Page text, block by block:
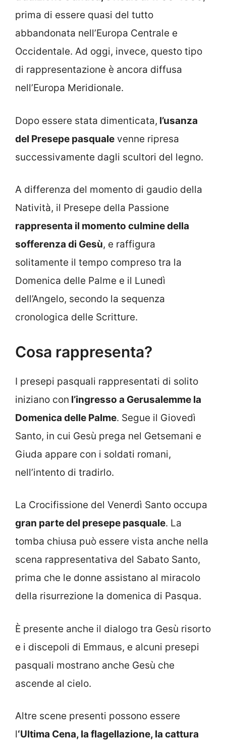
prima di essere quasi del tutto
abbandonata nell’Europa Centrale e
Occidentale. Ad oggi, invece, questo tipo
di rappresentazione è ancora diffusa
nell’Europa Meridionale.
Dopo essere stata dimenticata, l’usanza
del Presepe pasquale venne ripresa
successivamente dagli scultori del legno.
A differenza del momento di gaudio della
Natività, il Presepe della Passione
rappresenta il momento culmine della
sofferenza di Gesù, e raffigura
solitamente il tempo compreso tra la
Domenica delle Palme e il Lunedì
dell’Angelo, secondo la sequenza
cronologica delle Scritture.
Cosa rappresenta?
I presepi pasquali rappresentati di solito
iniziano con l’ingresso a Gerusalemme la
Domenica delle Palme. Segue il Giovedì
Santo, in cui Gesù prega nel Getsemani e
Giuda appare con i soldati romani,
nell’intento di tradirlo.
La Crocifissione del Venerdì Santo occupa
gran parte del presepe pasquale. La
tomba chiusa può essere vista anche nella
scena rappresentativa del Sabato Santo,
prima che le donne assistano al miracolo
della risurrezione la domenica di Pasqua.
È presente anche il dialogo tra Gesù risorto
e i discepoli di Emmaus, e alcuni presepi
pasquali mostrano anche Gesù che
ascende al cielo.
Altre scene presenti possono essere
l‘Ultima Cena, la flagellazione, la cattura